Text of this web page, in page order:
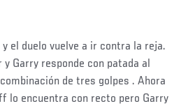
el duelo vuelve a ir contra la reja.
Garry responde con patada al
de tres golpes . Ahora
lo encuentra con recto pero Garry